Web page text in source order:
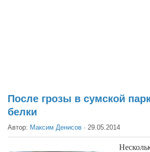
Выборы
Деньги
После грозы в сумской
белки
Автор: Максим Денисов · 29.05.2014